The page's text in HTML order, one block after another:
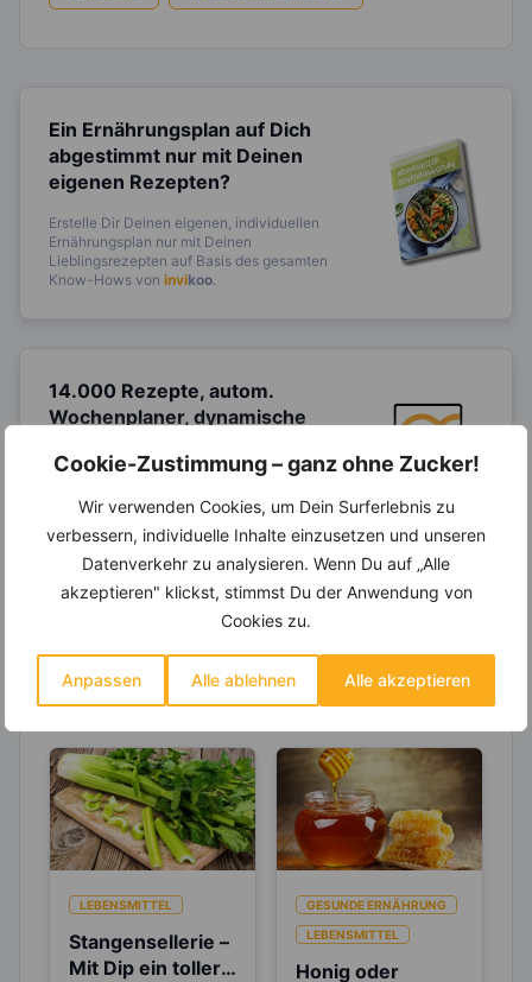
Cookie-Zustimmung – ganz ohne Zucker!
Wir verwenden Cookies, um Dein Surferlebnis zu
verbessern, individuelle Inhalte einzusetzen und unseren
Datenverkehr zu analysieren. Wenn Du auf „Alle
akzeptieren" klickst, stimmst Du der Anwendung von
Cookies zu.
Anpassen Alle ablehnen Alle akzeptieren
Ein Ernährungsplan auf Dich
abgestimmt nur mit Deinen
eigenen Rezepten?
Erstelle Dir Deinen eigenen, individuellen
Ernährungsplan nur mit Deinen
Lieblingsrezepten auf Basis des gesamten
Know-Hows von invikoo
14.000 Rezepte, autom.
Wochenplaner, dynamische
viele hilfreiche und zeitsparende Möglichkeiten,
um Deine Ernährung optimal zu gestalten.
dieses Rezepts
LEBENSMITTEL
Stangensellerie –
Mit Dip ein toller
GESUNDE ERNÄHRUNG
LEBENSMITTEL
Honig oder